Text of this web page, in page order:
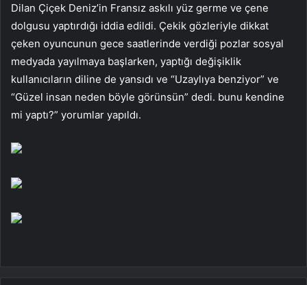
Dilan Çiçek Deniz’in Fransız askılı yüz germe ve çene
dolgusu yaptırdığı iddia edildi. Çekik gözleriyle dikkat
çeken oyuncunun gece saatlerinde verdiği pozlar sosyal
medyada yayılmaya başlarken, yaptığı değişiklik
kullanıcıların diline de yansıdı ve “Uzaylıya benziyor” ve
“Güzel insan neden böyle görünsün” dedi. bunu kendine
mi yaptı?” yorumlar yapıldı.